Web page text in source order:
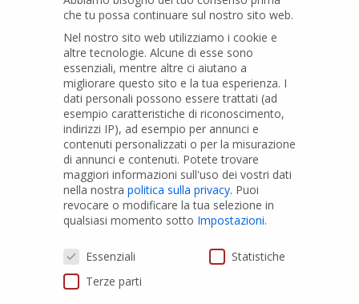
16015 Casella (GE) – Italy
01079200299
PRODOTTI
Tubi PVC
Raccordi PVC
Tubi e Raccordi in PVC-A
Pozzi Artesiani
che tu possa continuare sul nostro sito web.
Nel nostro sito web utilizziamo i cookie e
altre tecnologie. Alcune di esse sono
essenziali, mentre altre ci aiutano a
migliorare questo sito e la tua esperienza. I
dati personali possono essere trattati (ad
esempio caratteristiche di riconoscimento,
indirizzi IP), ad esempio per annunci e
contenuti personalizzati o per la misurazione
di annunci e contenuti. Potete trovare
maggiori informazioni sull'uso dei vostri dati
nella nostra politica sulla privacy. Puoi
revocare o modificare la tua selezione in
qualsiasi momento sotto Impostazioni.
Preferenze Privacy
Essenziali
Statistiche
Terze parti